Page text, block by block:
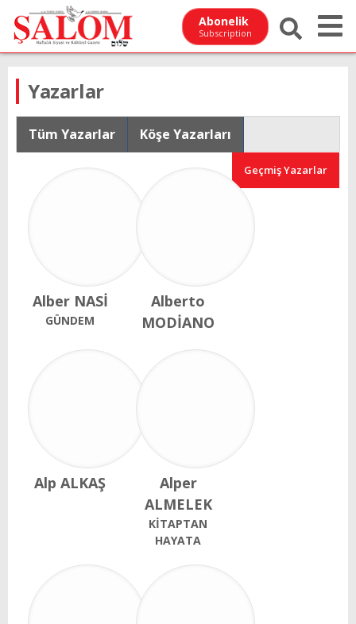
Abonelik
Subscription
Yazarlar
Tüm Yazarlar Köşe Yazarları
Geçmiş Yazarlar
Alber NASİ
GÜNDEM
Alberto
MODİANO
Alp ALKAŞ
Alper
ALMELEK
KİTAPTAN
HAYATA